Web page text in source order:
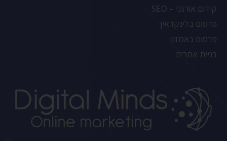
קידום אורגני – SEO
פרסום בלינקדאין
פרסום באמזון
בניית אתרים